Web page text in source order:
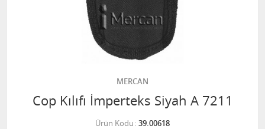
MERCAN
Cop Kılıfı İmperteks Siyah A 7211
Ürün Kodu 39.00618